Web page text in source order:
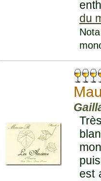
du
est